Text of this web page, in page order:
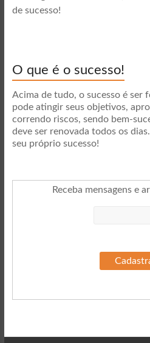
de sucesso!
O que é o sucesso!
Acima de tudo, o sucesso é ser
pode atingir seus objetivos,
correndo riscos, sendo bem-
deve ser renovada todos os
seu próprio sucesso!
Receba mensagens e